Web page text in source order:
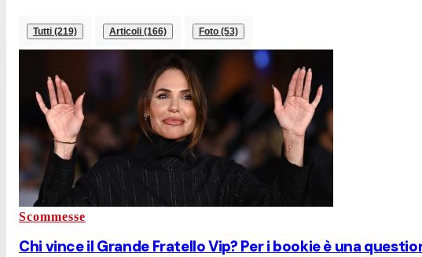
Tutti (219) Articoli (166) Foto (53)
Scommesse
Chi vince il Grande Fratello Vip? Per i bookie è una